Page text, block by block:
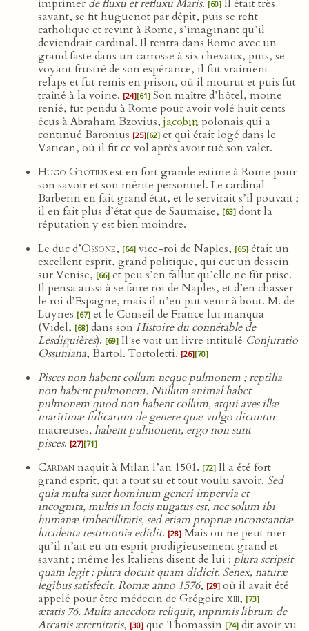
imprimer de fluxu et refluxu Maris. [60] Il était très
savant, se fit huguenot par dépit, puis se refit
catholique et revint à Rome, s’imaginant qu’il
deviendrait cardinal. Il rentra dans Rome avec un
grand faste dans un carrosse à six chevaux, puis, se
voyant frustré de son espérance, il fut vraiment
relaps et fut remis en prison, où il mourut et puis fut
traîné à la voirie. [24][61] Son maître d’hôtel, moine
renié, fut pendu à Rome pour avoir volé huit cents
écus à Abraham Bzovius,jacobinpolonais qui a
continué Baronius [25][62] et qui était logé dans le
Vatican, où il fit ce vol après avoir tué son valet.
Hugo Grotiusest en fort grande estime à Rome pour
son savoir et son mérite personnel. Le cardinal
Barberin en fait grand état, et le servirait s’il pouvait ;
il en fait plus d’état que de Saumaise, [63] dont la
réputation y est bien moindre.
Le duc d’Ossone, [64] vice-roi de Naples, [65] était un
excellent esprit, grand politique, qui eut un dessein
sur Venise, [66] et peu s’en fallut qu’elle ne fût prise.
Il pensa aussi à se faire roi de Naples, et d’en chasser
le roi d’Espagne, mais il n’en put venir à bout. M. de
Luynes [67] et le Conseil de France lui manqua
(Videl, [68] dans son Histoire du connétable de
Lesdiguières). [69] Il se voit un livre intitulé Conjuratio
Ossuniana, Bartol. Tortoletti. [26][70]
Pisces non habent collum neque pulmonem ; reptilia
non habent pulmonem. Nullum animal habet
pulmonem quod non habent collum, atqui aves illæ
maritimæ fulicarum de genere quæ vulgo dicuntur
macreuses, habent pulmonem, ergo non sunt
pisces. [27][71]
Cardannaquit à Milan l’an 1501. [72] Il a été fort
grand esprit, qui a tout su et tout voulu savoir. Sed
quia multa sunt hominum generi impervia et
incognita, multis in locis nugatus est, nec solum ibi
humanæ imbecillitatis, sed etiam propriæ inconstantiæ
luculenta testimonia edidit. [28] Mais on ne peut nier
qu’il n’ait eu un esprit prodigieusement grand et
savant ; même les Italiens disent de lui : plura scripsit
quam legit ; plura docuit quam didicit. Senex, naturæ
legibus satisfecit, Romæ anno 1576, [29] où il avait été
appelé pour être médecin de Grégoire xiii, [73]
ætatis 76. Multa anecdota reliquit, inprimis librum de
Arcanis æternitatis, [30] que Thomassin [74] dit avoir vu